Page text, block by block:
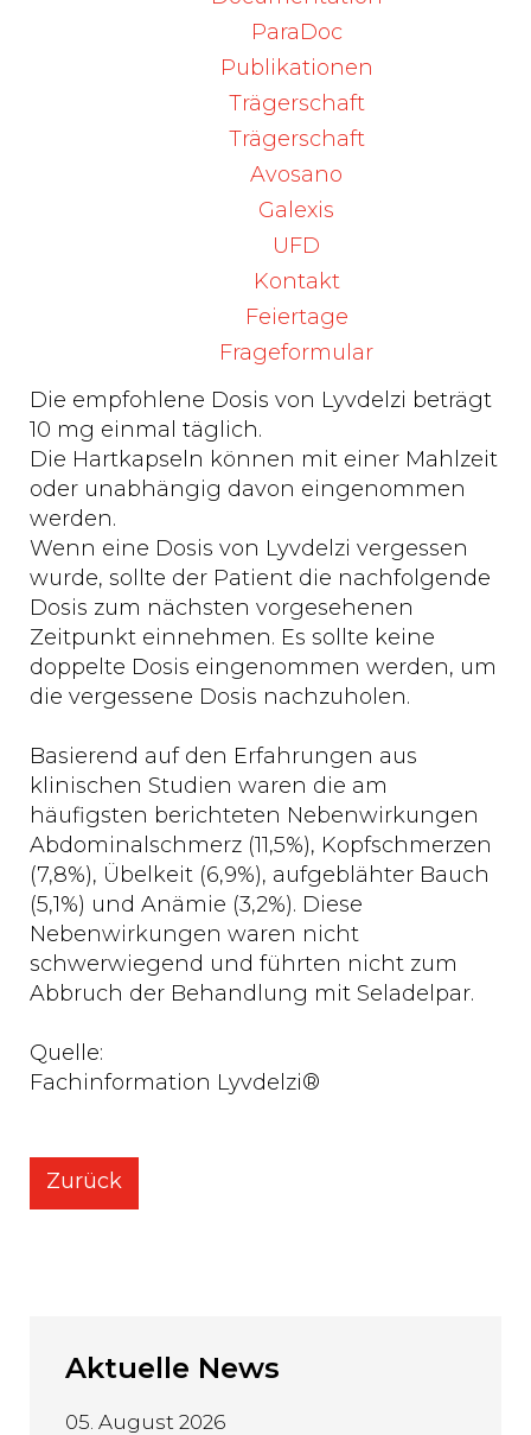
ParaDoc
Publikationen
Trägerschaft
Trägerschaft
Avosano
Galexis
UFD
Kontakt
Feiertage
Frageformular
(Fibroblast Growth Factor 21, FGF21)-
abhängige Herunterregulierung von
CYP7A1, dem wichtigsten Enzym für die
Gallensäuresynthese aus Cholesterin, und
durch die Verringerung der
Pruritus ist ein häufiges Symptom bei
Patienten mit PBC, die Ursachen sind aber
nicht vollständig geklärt. Die Behandlung
mit Seladelpar hat eine Reduzierung des
Die empfohlene Dosis von Lyvdelzi beträgt
10 mg einmal täglich.
Die Hartkapseln können mit einer Mahlzeit
oder unabhängig davon eingenommen
werden.
Wenn eine Dosis von Lyvdelzi vergessen
wurde, sollte der Patient die nachfolgende
Dosis zum nächsten vorgesehenen
Zeitpunkt einnehmen. Es sollte keine
doppelte Dosis eingenommen werden, um
die vergessene Dosis nachzuholen.
Basierend auf den Erfahrungen aus
klinischen Studien waren die am
häufigsten berichteten Nebenwirkungen
Abdominalschmerz (11,5%), Kopfschmerzen
(7,8%), Übelkeit (6,9%), aufgeblähter Bauch
(5,1%) und Anämie (3,2%). Diese
Nebenwirkungen waren nicht
schwerwiegend und führten nicht zum
Abbruch der Behandlung mit Seladelpar.
Quelle:
Fachinformation Lyvdelzi®
Zurück
Aktuelle News
05. August 2026